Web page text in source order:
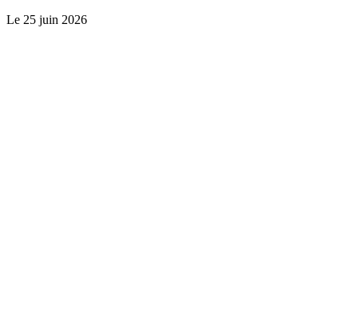
Le 25 juin 2026